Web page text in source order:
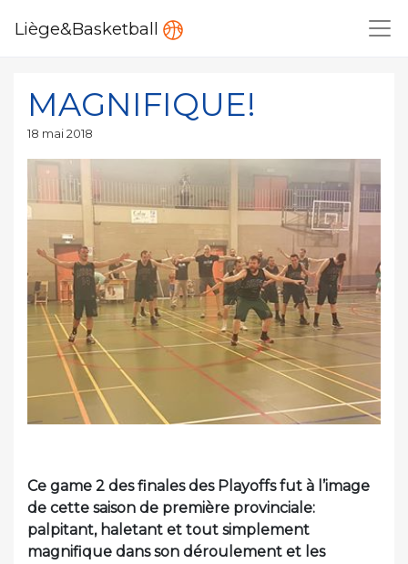
Liège&Basketball
MAGNIFIQUE!
Publié
18 mai 2018
Ce game 2 des finales des Playoffs fut à l’image
de cette saison de première provinciale:
palpitant, haletant et tout simplement
magnifique dans son déroulement et les